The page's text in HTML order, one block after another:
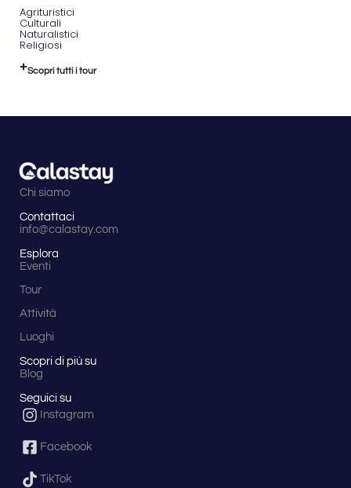
Agrituristici
Culturali
Naturalistici
Religiosi
Scopri tutti i tour
Chi siamo
Contattaci
info@calastay.com
Esplora
Eventi
Tour
Attività
Luoghi
Scopri di più su
Blog
Seguici su
Instagram
Facebook
TikTok